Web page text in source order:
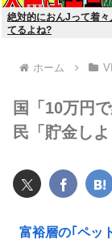
絶対的におんJって着々
てるよね?
ホーム
国「10万円
民「貯金しよ
富裕層の｢ペッ